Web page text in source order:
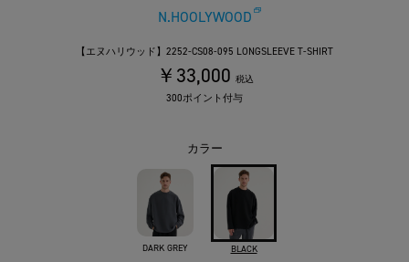
N.HOOLYWOOD
【エヌハリウッド】2252-CS08-095 LONGSLEEVE T-SHIRT
￥33,000 税込
300ポイント付与
カラー
DARK GREY BLACK